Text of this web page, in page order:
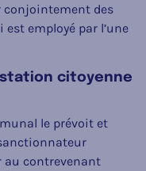
conjointement des
employé par l’une
citoyenne
le prévoit et
au contrevenant